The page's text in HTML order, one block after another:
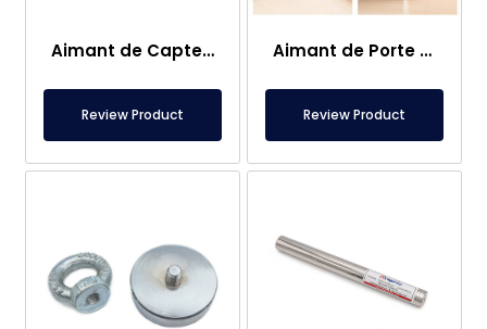
Aimant de Capteur – 2×2 mm
Review Product
Aimant de Porte de Caravane
Review Product